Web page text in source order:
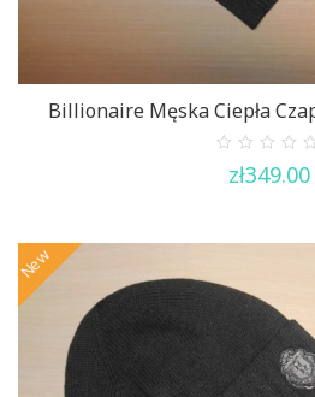
Billionaire Męska Ciepła
out
zł349.00
New